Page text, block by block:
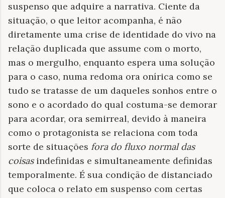
suspenso que adquire a narrativa. Ciente da
situação, o que leitor acompanha, é não
diretamente uma crise de identidade do vivo na
relação duplicada que assume com o morto,
mas o mergulho, enquanto espera uma solução
para o caso, numa redoma ora onírica como se
tudo se tratasse de um daqueles sonhos entre o
sono e o acordado do qual costuma-se demorar
para acordar, ora semirreal, devido à maneira
como o protagonista se relaciona com toda
sorte de situações fora do fluxo normal das
coisasindefinidas e simultaneamente definidas
temporalmente. É sua condição de distanciado
que coloca o relato em suspenso com certas